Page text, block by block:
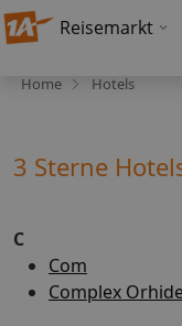
Reisemarkt
Home Hotels
3 Sterne
C
Com
Complex